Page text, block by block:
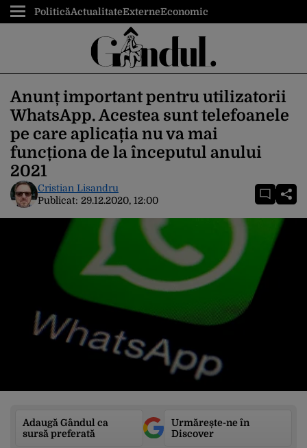
PoliticăActualitateExterneEconomic
Anunț important pentru utilizatorii
WhatsApp. Acestea sunt telefoanele
pe care aplicația nu va mai
funcționa de la începutul anului
2021
Cristian Lisandru
Publicat: 29.12.2020, 12:00
Adaugă Gândul ca
sursă preferată
Urmărește-ne în
Discover